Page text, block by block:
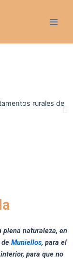
plena naturaleza, en
Muniellos, para el
para que no